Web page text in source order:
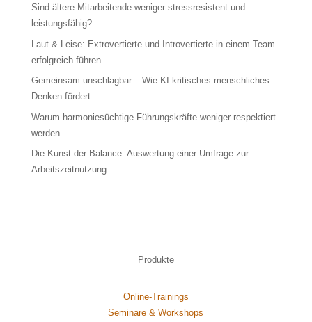
Sind ältere Mitarbeitende weniger stressresistent und
leistungsfähig?
Laut & Leise: Extrovertierte und Introvertierte in einem Team
erfolgreich führen
Gemeinsam unschlagbar – Wie KI kritisches menschliches
Denken fördert
Warum harmoniesüchtige Führungskräfte weniger respektiert
werden
Die Kunst der Balance: Auswertung einer Umfrage zur
Arbeitszeitnutzung
Produkte
Online-Trainings
Seminare & Workshops